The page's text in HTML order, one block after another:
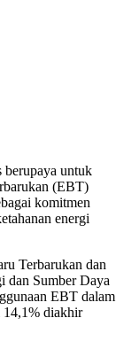
berupaya untuk
(EBT)
komitmen
energi
Terbarukan dan
dan Sumber Daya
EBT dalam
14,1% diakhir